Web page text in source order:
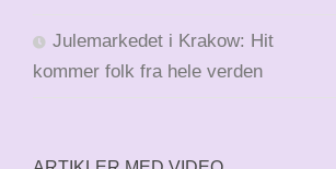
Julemarkedet i Krakow: Hit
kommer folk fra hele verden